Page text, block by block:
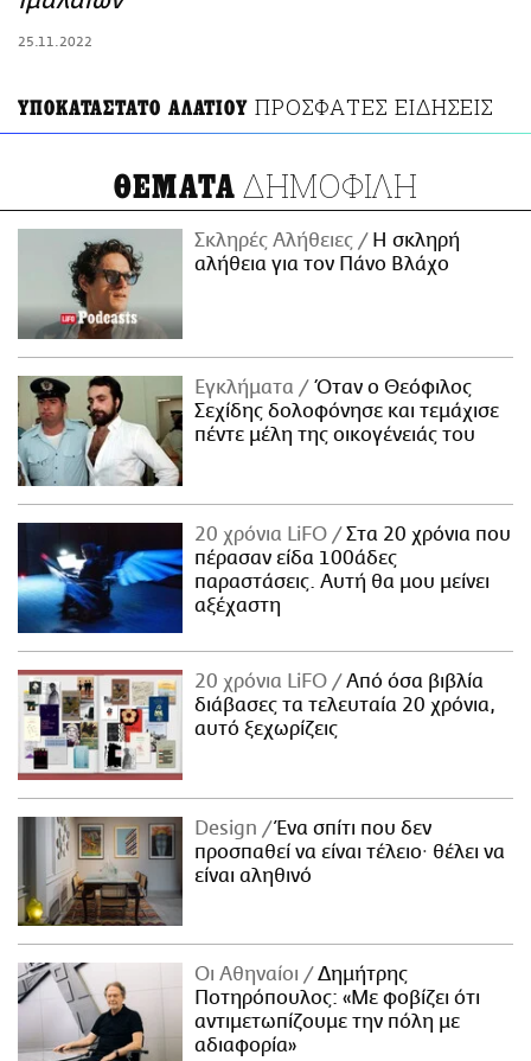
25.11.2022
ΥΠΟΚΑΤΑΣΤΑΤΟ ΑΛΑΤΙΟΥ ΠΡΟΣΦΑΤΕΣ ΕΙΔΗΣΕΙΣ
ΘΕΜΑΤΑ ΔΗΜΟΦΙΛΗ
Σκληρές Αλήθειες
H σκληρή
αλήθεια για τον Πάνο Βλάχο
Εγκλήματα
Όταν ο Θεόφιλος
Σεχίδης δολοφόνησε και τεμάχισε
πέντε μέλη της οικογένειάς του
20 χρόνια LiFO
Στα 20 χρόνια που
πέρασαν είδα 100άδες
παραστάσεις. Αυτή θα μου μείνει
αξέχαστη
20 χρόνια LiFO
Από όσα βιβλία
διάβασες τα τελευταία 20 χρόνια,
αυτό ξεχωρίζεις
Design
Ένα σπίτι που δεν
προσπαθεί να είναι τέλειο· θέλει να
είναι αληθινό
Οι Αθηναίοι
Δημήτρης
Ποτηρόπουλος: «Με φοβίζει ότι
αντιμετωπίζουμε την πόλη με
αδιαφορία»